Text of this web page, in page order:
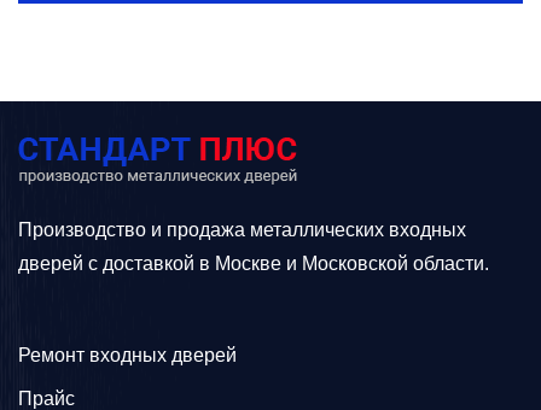
Производство и продажа металлических входных
дверей с доставкой в Москве и Московской области.
Ремонт входных дверей
Прайс